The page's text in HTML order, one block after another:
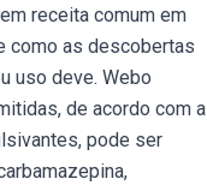
receita comum em
como as descobertas
uso deve. Webo
de acordo com a
pode ser